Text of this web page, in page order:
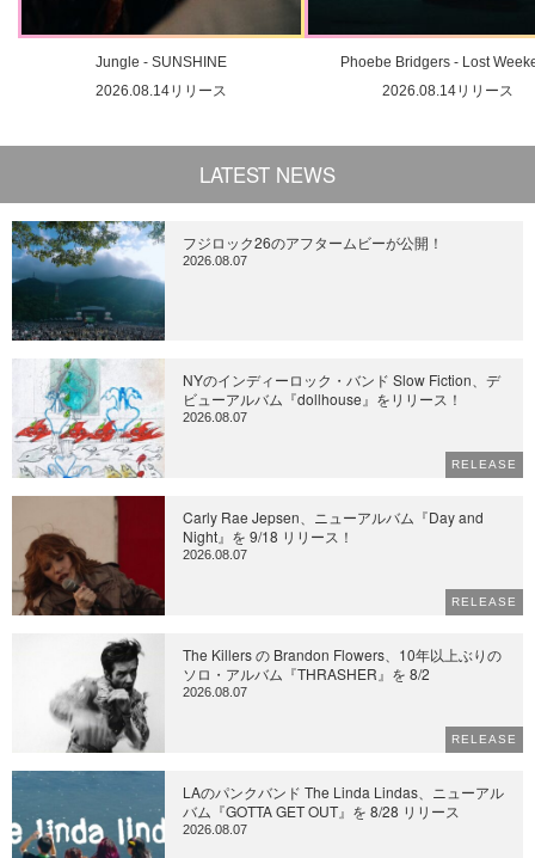
Jungle - SUNSHINE
2026.08.14リリース
Phoebe Bridgers - Lost
2026.08.14リリース
LATEST NEWS
フジロック26のアフタームビーが公開！
2026.08.07
NYのインディーロック・バンド Slow Fiction、デ
ビューアルバム『dollhouse』をリリース！
2026.08.07
RELEASE
Carly Rae Jepsen、ニューアルバム『Day and
Night』を 9/18 リリース！
2026.08.07
RELEASE
The Killers の Brandon Flowers、10年以上ぶりの
ソロ・アルバム『THRASHER』を 8/2
2026.08.07
RELEASE
LAのパンクバンド The Linda Lindas、ニューアル
バム『GOTTA GET OUT』を 8/28 リリース
2026.08.07